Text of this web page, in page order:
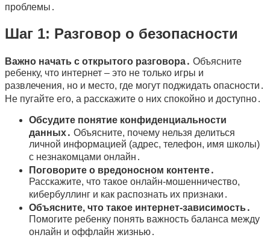
проблемы․
Шаг 1: Разговор о безопасности
Важно начать с открытого разговора․ Объясните
ребенку, что интернет – это не только игры и
развлечения, но и место, где могут поджидать опасности․
Не пугайте его, а расскажите о них спокойно и доступно․
Обсудите понятие конфиденциальности
данных․ Объясните, почему нельзя делиться
личной информацией (адрес, телефон, имя школы)
с незнакомцами онлайн․
Поговорите о вредоносном контенте․
Расскажите, что такое онлайн-мошенничество,
кибербуллинг и как распознать их признаки․
Объясните, что такое интернет-зависимость․
Помогите ребенку понять важность баланса между
онлайн и оффлайн жизнью․